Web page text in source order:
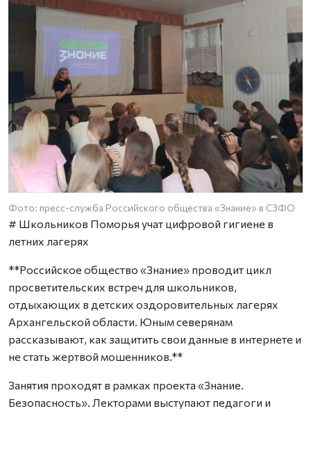
Фото: пресс-служба Российского общества «Знание» в СЗФО
# Школьников Поморья учат цифровой гигиене в
летних лагерях
**Российское общество «Знание» проводит цикл
просветительских встреч для школьников,
отдыхающих в детских оздоровительных лагерях
Архангельской области. Юным северянам
рассказывают, как защитить свои данные в интернете и
не стать жертвой мошенников.**
Занятия проходят в рамках проекта «Знание.
Безопасность». Лекторами выступают педагоги и